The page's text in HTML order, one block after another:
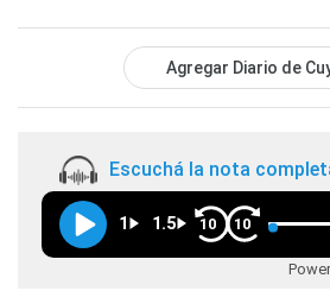
Agregar Diario de
Escuchá la nota
1 1.5 10 10